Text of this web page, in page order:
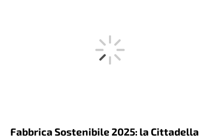
Fabbrica Sostenibile 2025: la Cittadella